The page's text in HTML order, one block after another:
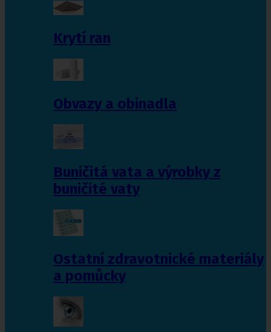
Krytí ran
Obvazy a obinadla
Buničitá vata a výrobky z
buničité vaty
Ostatní zdravotnické materiály
a pomůcky